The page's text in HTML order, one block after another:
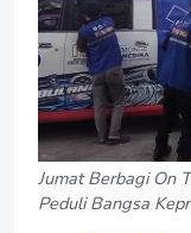
Jumat Berbagi On
Peduli Bangsa